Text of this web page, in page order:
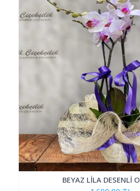
BEYAZ LİLA DESENLİ